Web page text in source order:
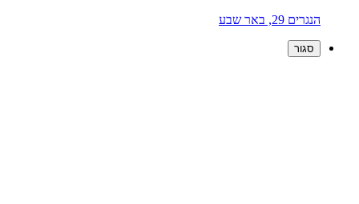
הנגרים 29, באר שבע
סגור